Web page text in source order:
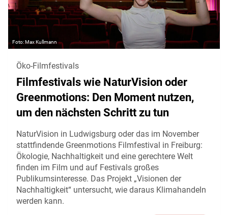
Max Kullmann
Öko-Filmfestivals
Filmfestivals wie NaturVision oder
Greenmotions: Den Moment nutzen,
um den nächsten Schritt zu tun
NaturVision in Ludwigsburg oder das im November
stattfindende Greenmotions Filmfestival in Freiburg:
Ökologie, Nachhaltigkeit und eine gerechtere Welt
finden im Film und auf Festivals großes
Publikumsinteresse. Das Projekt „Visionen der
Nachhaltigkeit“ untersucht, wie daraus Klimahandeln
werden kann.